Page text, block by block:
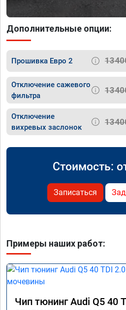
Дополнительные опции:
Прошивка Евро 2
Отключение сажевого
фильтра
Отключение
вихревых заслонок
Стоимость:
Записаться
Примеры наших работ:
Чип тюнинг Audi Q5 40